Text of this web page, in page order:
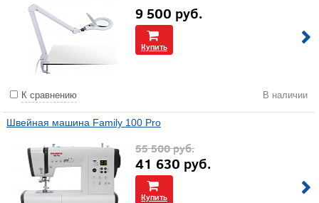
9 500 руб.
Купить
К сравнению В наличии
Швейная машина Family 100 Pro
55 500руб.
41 630 руб.
Купить